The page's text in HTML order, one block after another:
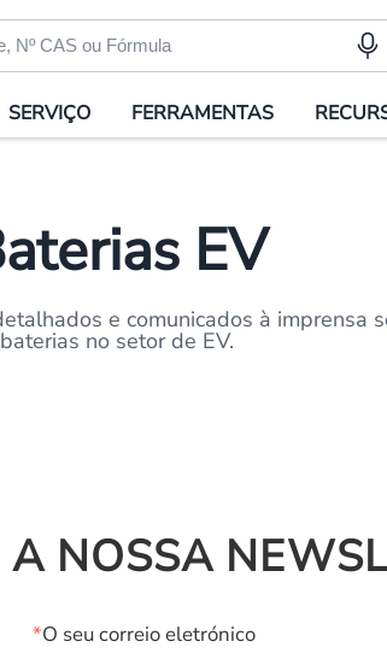
SERVIÇO FERRAMENTAS
EV
e comunicados à imprensa
baterias no setor de EV.
A NOSSA
*O seu correio eletrónico